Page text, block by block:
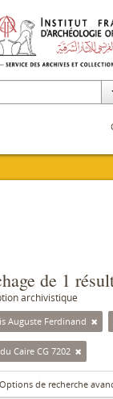
de 1
archivistique
Auguste Ferdinand
Caire CG 7202
Options de recherche